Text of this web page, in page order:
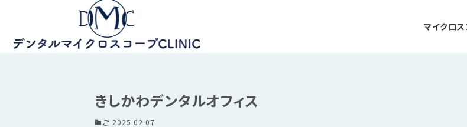
マイクロ
きしかわデンタルオフィス
2025.02.07